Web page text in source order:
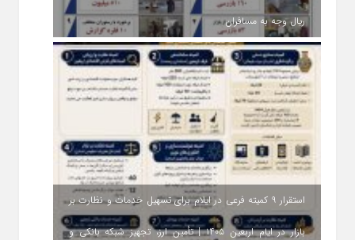
ریال وجه به مسافران
استقرار ۹ کمیته فرعی در ایلام برای تسهیل خدمات و نظارت بر
بازار در ایام اربعین ۱۴۰۵ | تأمین ارز، تجهیز شبکه بانکی و